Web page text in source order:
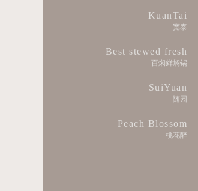
KuanTai
宽泰
Best stewed fresh
百焖鲜焖锅
SuiYuan
随园
Peach Blossom
桃花醉